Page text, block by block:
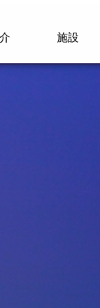
施設